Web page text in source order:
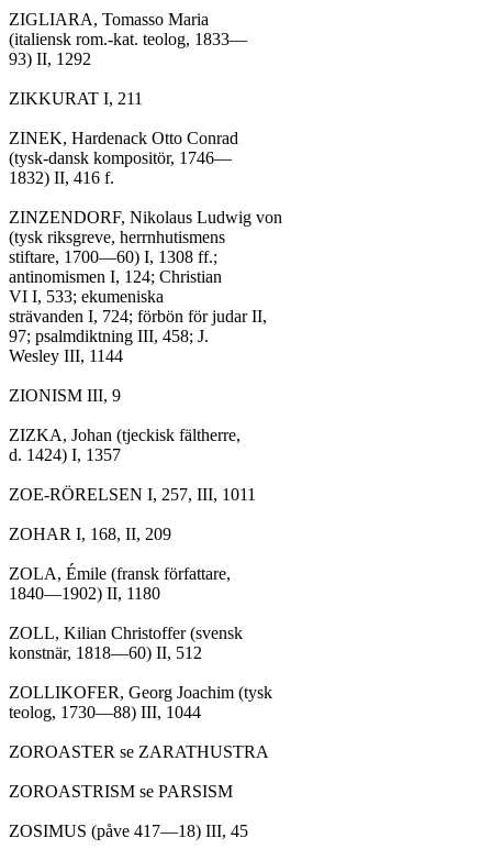
ZIGLIARA, Tomasso Maria
(italiensk rom.-kat. teolog, 1833—
93) II, 1292
ZIKKURAT I, 211
ZINEK, Hardenack Otto Conrad
(tysk-dansk kompositör, 1746—
1832) II, 416 f.
ZINZENDORF, Nikolaus Ludwig von
(tysk riksgreve, herrnhutismens
stiftare, 1700—60) I, 1308 ff.;
antinomismen I, 124; Christian
VI I, 533; ekumeniska
strävanden I, 724; förbön för judar II,
97; psalmdiktning III, 458; J.
Wesley III, 1144
ZIONISM III, 9
ZIZKA, Johan (tjeckisk fältherre,
d. 1424) I, 1357
ZOE-RÖRELSEN I, 257, III, 1011
ZOHAR I, 168, II, 209
ZOLA, Émile (fransk författare,
1840—1902) II, 1180
ZOLL, Kilian Christoffer (svensk
konstnär, 1818—60) II, 512
ZOLLIKOFER, Georg Joachim (tysk
teolog, 1730—88) III, 1044
ZOROASTER se ZARATHUSTRA
ZOROASTRISM se PARSISM
ZOSIMUS (påve 417—18) III, 45